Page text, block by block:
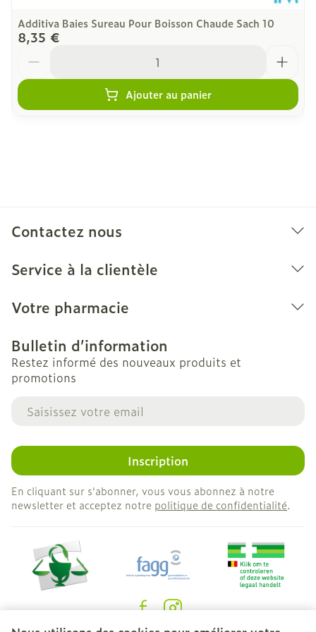
Additiva Baies Sureau Pour Boisson Chaude Sach 10
8,35 €
Ajouter au panier
Contactez nous
Service à la clientèle
Votre pharmacie
Bulletin d’information
Restez informé des nouveaux produits et
promotions
Adresse mail
Inscription
En cliquant sur s'abonner, vous vous abonnez à notre
newsletter et acceptez notre politique de confidentialité.